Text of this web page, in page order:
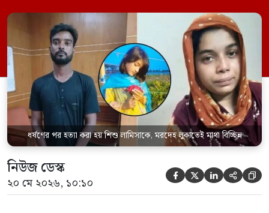
চালানো হয় এই নৃশংস হত্যাকাণ্ডে পাশের ফ্ল্যাটের
ভাড়াটিয়া সোহেল রানা (৩০) ও তার স্ত্রী স্বপ্না
আক্তারকে (২৬) মাত্র ৭ ঘণ্টার […]
ধর্ষণের পর হত্যা করা হয় শিশু লামিসাকে, মরদেহ লুকাতেই মাথা বিচ্ছিন্ন
নিউজ ডেস্ক
২০ মে ২০২৬, ১০:১০     